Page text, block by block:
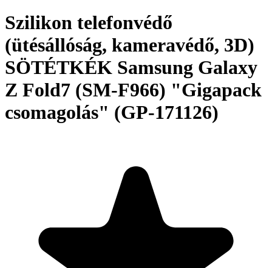
Szilikon telefonvédő
(ütésállóság, kameravédő, 3D)
SÖTÉTKÉK Samsung Galaxy
Z Fold7 (SM-F966) "Gigapack
csomagolás" (GP-171126)